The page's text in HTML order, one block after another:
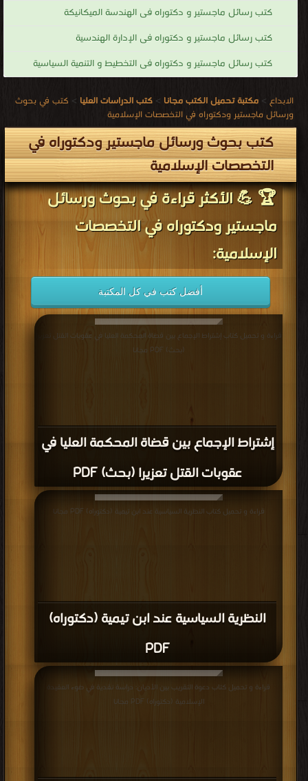
كتب رسائل ماجستير و دكتوراه فى الهندسة الميكانيكة
كتب رسائل ماجستير و دكتوراه فى الإدارة الهندسية
كتب رسائل ماجستير و دكتوراه فى التخطيط و التنمية السياسية
الابداع > مكتبة تحميل الكتب مجانا > كتب الدراسات العليا > كتب في بحوث
ورسائل ماجستير ودكتوراه في التخصصات الإسلامية
كتب بحوث ورسائل ماجستير ودكتوراه في
التخصصات الإسلامية
🏆 💪 الأكثر قراءة في بحوث ورسائل
ماجستير ودكتوراه في التخصصات
الإسلامية:
أفضل كتب في كل المكتبة
إشتراط الإجماع بين قضاة المحكمة العليا في
عقوبات القتل تعزيرا (بحث) PDF
قراءة و تحميل كتاب إشتراط الإجماع بين قضاة المحكمة العليا في عقوبات القتل تعزيرا
(بحث) PDF مجانا
النظرية السياسية عند ابن تيمية (دكتوراه)
PDF
قراءة و تحميل كتاب النظرية السياسية عند ابن تيمية (دكتوراه) PDF مجانا
قراءة و تحميل كتاب دعوة التقريب بين الأديان: دراسة نقدية في ضوء العقيدة
الإسلامية (دكتوراه) PDF مجانا